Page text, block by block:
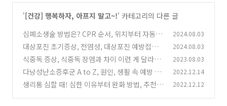
'[건강] 행복하자, 아프지 말고~!' 카테고리의 다른 글
심폐소생술 방법은? CPR 순서, 위치부터 자동심
장충격기 사용법까지! (0)
2024.08.03
대상포진 초기증상, 전염성, 대상포진 예방접종
가격은? (0)
2024.08.03
식중독 증상, 식중독 장염과 차이 이런 게 달라요!
전염은 안될까? (0)
2023.08.03
다낭성난소증후군 A to Z, 원인, 생활 속 예방 습
관은?
(0)
2022.12.14
생리통 심할 때! 심한 이유부터 완화 방법, 추천
2022.12.12